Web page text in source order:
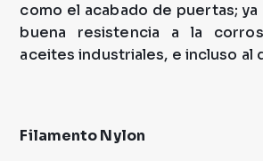
como el acabado de puertas;
buena resistencia a la
aceites industriales, e incluso al
Filamento Nylon